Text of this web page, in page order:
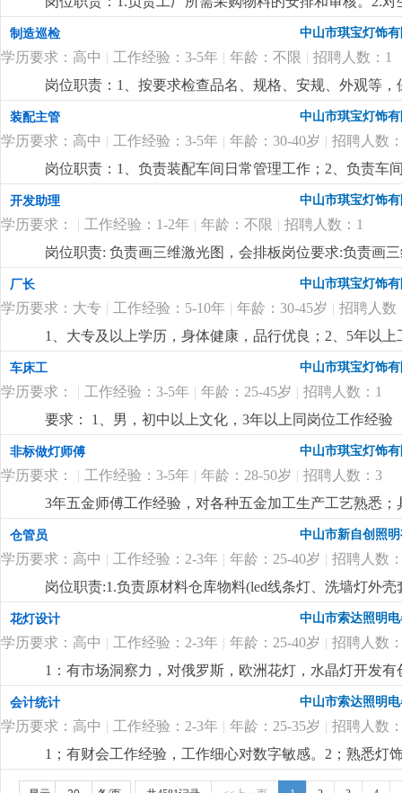
责任心，办事严谨4.熟练电脑操作及office办公软件，具
以及语言表达能力
施且督导实施，确定指标产量并贯彻达成 4.负责安排人
中之自我品质控制及物料损耗有效管制之督导 6.负责品
执行，上报处理异常 8.负责安排人员执行不良品、不合
之编制、审核、分析与呈报10.负责作业现场6s工作及
要求:1.1年以上生产现场管理工作经验,有电子产品生产
量控制及生产效率提升4.生产现场''6s‘管理更详细...
了解。4.负责采购员、计划员和车辆的管理。5.监督车
历，电脑精通；2.5年以上非标工程灯饰企业计划管理
控制能力，有较强的管理、组织、协调、沟通能力；4.
制造巡检 中山市琪宝灯饰
学历要求：高中 | 工作经验：3-5年 | 年龄：不限 | 招聘人数：1
岗位职责：1、按要求检查品名、规格、安规、外观等
悉酒店工程灯饰结构、安规要求，整体效果，表面加工
装配主管 中山市琪宝灯饰
学历要求：高中 | 工作经验：3-5年 | 年龄：30-40岁 | 招聘人数
岗位职责：1、负责装配车间日常管理工作；2、负责车
经验；2、熟悉灯饰（工程灯、非标灯饰）装配流程优先
开发助理 中山市琪宝灯饰
学历要求： | 工作经验：1-2年 | 年龄：不限 | 招聘人数：1
岗位职责: 负责画三维激光图，会排板岗位要求:负责画
厂长 中山市琪宝灯饰
学历要求：大专 | 工作经验：5-10年 | 年龄：30-45岁 | 招聘人数
1、大专及以上学历，身体健康，品行优良；2、5年以
达能力强，思维敏捷，员工激励手法熟练；4、有
定的培训能力，指导帮助下属成长经验丰富；更详细 ...
车床工 中山市琪宝灯饰
学历要求： | 工作经验：3-5年 | 年龄：25-45岁 | 招聘人数：1
要求： 1、男，初中以上文化，3年以上同岗位工作经
程灯饰厂工作经验优先。更详细...
非标做灯师傅 中山市琪宝灯饰
学历要求： | 工作经验：3-5年 | 年龄：28-50岁 | 招聘人数：3
3年五金师傅工作经验，对各种五金加工生产工艺熟悉
尽快想出解决方案。更详细...
仓管员 中山市新自创照
学历要求：高中 | 工作经验：2-3年 | 年龄：25-40岁 | 招聘人数
岗位职责:1.负责原材料仓库物料(led线条灯、洗墙灯外
盘点，保持数据准确性3.负责仓库物料进出单据整理录
花灯设计 中山市索达照明
学历要求：高中 | 工作经验：2-3年 | 年龄：25-40岁 | 招聘人数
1：有市场洞察力，对俄罗斯，欧洲花灯，水晶灯开发
力。更详细...
会计统计 中山市索达照明
学历要求：高中 | 工作经验：2-3年 | 年龄：25-35岁 | 招聘人数
1；有财会工作经验，工作细心对数字敏感。2；熟悉灯
核算，懂看产品bom表。更详细...